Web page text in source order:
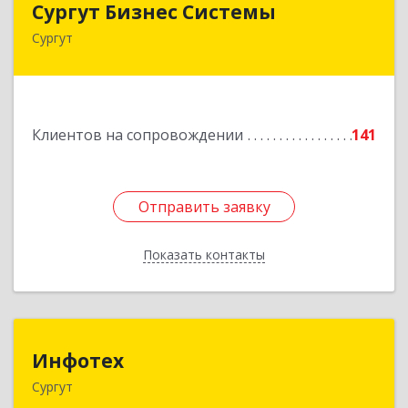
Сургут Бизнес Системы
Сургут
Клиентов на сопровождении 141
Отправить заявку
Показать контакты
628406, Ханты-Мансийский Автономный округ
Подробнее
Отправить заявку
Назад
Инфотех
Сургут
628400, Ханты-Мансийский Автономный округ